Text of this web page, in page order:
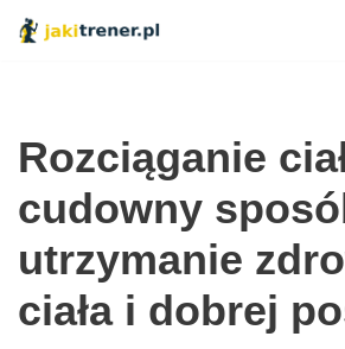
Rozciąganie
cudowny
utrzymanie
ciała i dobrej